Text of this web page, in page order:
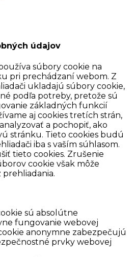
údajov
súbory cookie na
pri prechádzaní webom. Z
ukladajú súbory cookie,
podľa potreby, pretože sú
základných funkcií
aj cookies tretích strán,
a pochopiť, ako
stránku. Tieto cookies budú
iba s vaším súhlasom.
tieto cookies. Zrušenie
cookie však môže
prehliadania.
sú absolútne
fungovanie webovej
anonymne zabezpečujú
prvky webovej